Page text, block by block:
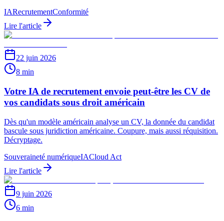
IARecrutementConformité
Lire l'article
22 juin 2026
8 min
Votre IA de recrutement envoie peut-être les CV de
vos candidats sous droit américain
Dès qu'un modèle américain analyse un CV, la donnée du candidat
bascule sous juridiction américaine. Coupure, mais aussi réquisition.
Décryptage.
Souveraineté numériqueIACloud Act
Lire l'article
9 juin 2026
6 min